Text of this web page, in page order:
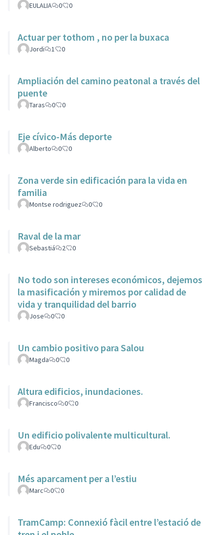
EULALIA 0 0
Actuar per tothom , no per la buxaca
Jordi 1 0
Ampliación del camino peatonal a través del
puente
Taras 0 0
Eje cívico-Más deporte
Alberto 0 0
Zona verde sin edificación para la vida en
familia
Montse rodriguez 0 0
Raval de la mar
Sebastiá 2 0
No todo son intereses económicos, dejemos
la masificación y miremos por calidad de
vida y tranquilidad del barrio
Jose 0 0
Un cambio positivo para Salou
Magda 0 0
Altura edificios, inundaciones.
Francisco 0 0
Un edificio polivalente multicultural.
Edu 0 0
Més aparcament per a l’estiu
Marc 0 0
TramCamp: Connexió fàcil entre l’estació de